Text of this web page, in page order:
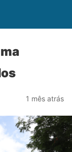
1 mês atrás